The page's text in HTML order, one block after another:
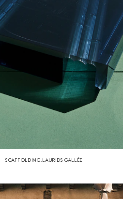
SCAFFOLDING, LAURIDS GALLÉE